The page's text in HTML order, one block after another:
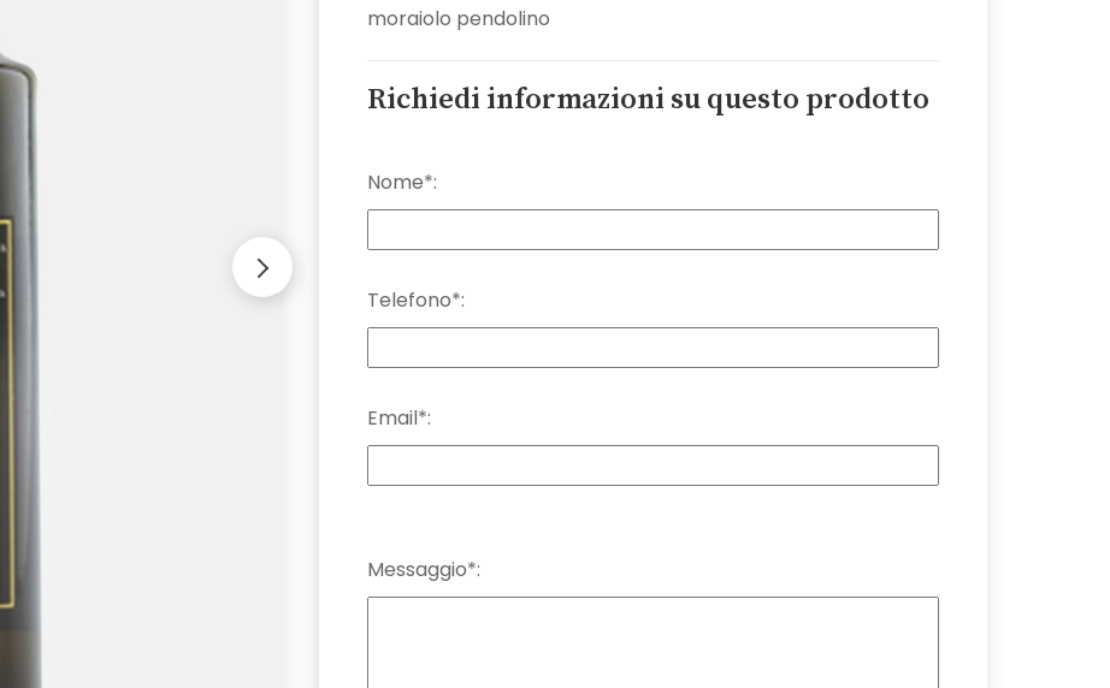
moraiolo pendolino
Richiedi informazioni su questo prodotto
Nome*:
Telefono*:
Email*:
Messaggio*: